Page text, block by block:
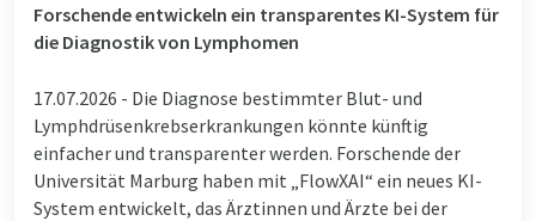
Forschende entwickeln ein transparentes KI-System für
die Diagnostik von Lymphomen
17.07.2026 - Die Diagnose bestimmter Blut- und
Lymphdrüsenkrebserkrankungen könnte künftig
einfacher und transparenter werden. Forschende der
Universität Marburg haben mit „FlowXAI“ ein neues KI-
System entwickelt, das Ärztinnen und Ärzte bei der